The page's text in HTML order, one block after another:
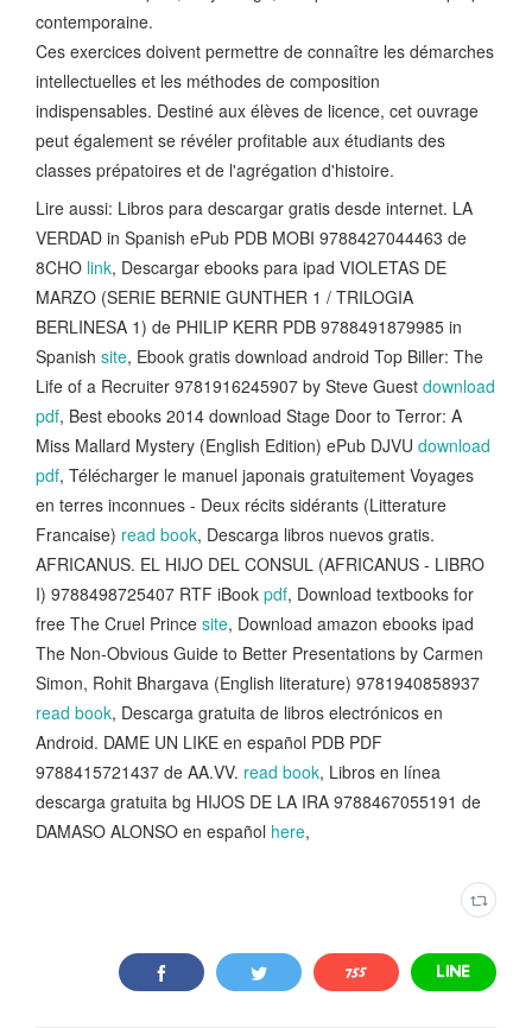
contemporaine.
Ces exercices doivent permettre de connaître les démarches
intellectuelles et les méthodes de composition
indispensables. Destiné aux élèves de licence, cet ouvrage
peut également se révéler profitable aux étudiants des
classes prépatoires et de l'agrégation d'histoire.
Lire aussi: Libros para descargar gratis desde internet. LA
VERDAD in Spanish ePub PDB MOBI 9788427044463 de
8CHO link, Descargar ebooks para ipad VIOLETAS DE
MARZO (SERIE BERNIE GUNTHER 1 / TRILOGIA
BERLINESA 1) de PHILIP KERR PDB 9788491879985 in
Spanish site, Ebook gratis download android Top Biller: The
Life of a Recruiter 9781916245907 by Steve Guest download
pdf, Best ebooks 2014 download Stage Door to Terror: A
Miss Mallard Mystery (English Edition) ePub DJVU download
pdf, Télécharger le manuel japonais gratuitement Voyages
en terres inconnues - Deux récits sidérants (Litterature
Francaise) read book, Descarga libros nuevos gratis.
AFRICANUS. EL HIJO DEL CONSUL (AFRICANUS - LIBRO
I) 9788498725407 RTF iBook pdf, Download textbooks for
free The Cruel Prince site, Download amazon ebooks ipad
The Non-Obvious Guide to Better Presentations by Carmen
Simon, Rohit Bhargava (English literature) 9781940858937
read book, Descarga gratuita de libros electrónicos en
Android. DAME UN LIKE en español PDB PDF
9788415721437 de AA.VV. read book, Libros en línea
descarga gratuita bg HIJOS DE LA IRA 9788467055191 de
DAMASO ALONSO en español here,